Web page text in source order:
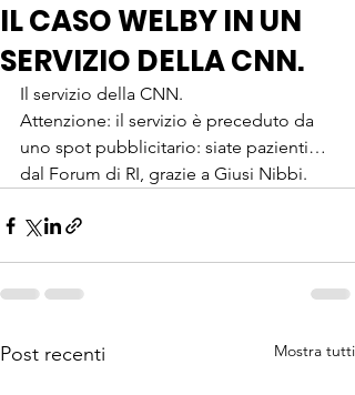
IL CASO WELBY IN UN
SERVIZIO DELLA CNN.
Il servizio della CNN.
Attenzione: il servizio è preceduto da
uno spot pubblicitario: siate pazienti…
dal Forum di RI, grazie a Giusi Nibbi.
Post recenti Mostra tutti